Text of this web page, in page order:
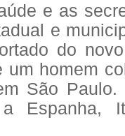
e as
e
do
um homem
São
Espanha,